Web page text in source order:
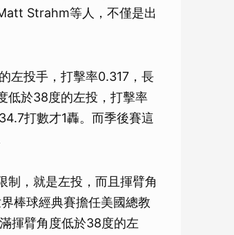
Strahm等人，不僅是出
左投手，打擊率0.317，長
低於38度的左投，打擊率
打數才1轟。而季後賽這
制，就是左投，而且揮臂角
棒球經典賽擔任美國總教
揮臂角度低於38度的左